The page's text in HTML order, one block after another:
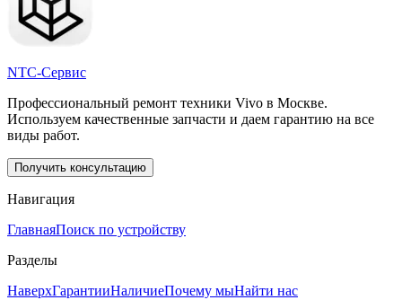
NTC-Сервис
Профессиональный ремонт техники Vivo в Москве.
Используем качественные запчасти и даем гарантию на все
виды работ.
Получить консультацию
Навигация
ГлавнаяПоиск по устройству
Разделы
НаверхГарантииНаличиеПочему мыНайти нас